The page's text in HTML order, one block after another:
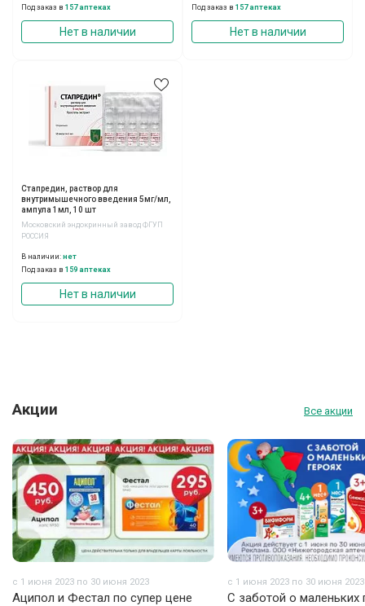
Под заказ в 157 аптеках
Нет в наличии
Под заказ в 157 аптеках
Нет в наличии
Стапредин, раствор для
внутримышечного введения 5мг/мл,
ампула 1мл, 10 шт
Московский эндокринный завод ФГУП
РОССИЯ
В наличии: нет
Под заказ в 159 аптеках
Нет в наличии
Акции Все акции
с 1 июня 2023 по 30 июня 2023
Аципол и Фестал по супер цене
с 1 июня 2023 по 30 июня 2023
С заботой о маленьких